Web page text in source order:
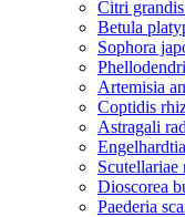
Citri
Betula
Sophora
Artemisia
Coptidis
Astragali
Scutellariae
Dioscorea
Paederia